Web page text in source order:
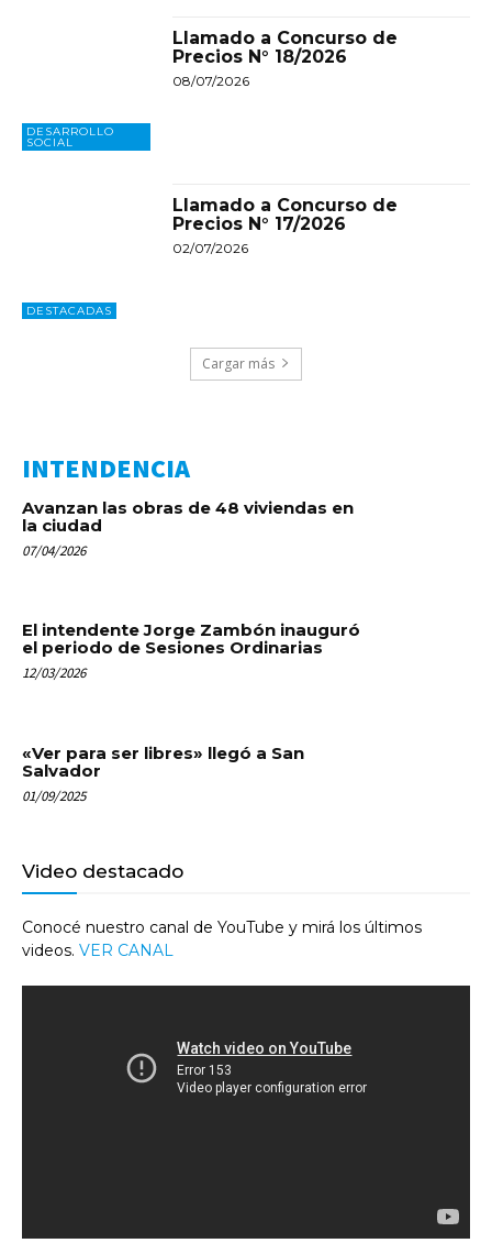
DESARROLLO
SOCIAL
Llamado a Concurso de
Precios N° 18/2026
08/07/2026
DESTACADAS
Llamado a Concurso de
Precios N° 17/2026
02/07/2026
Cargar más
INTENDENCIA
Avanzan las obras de 48 viviendas en
la ciudad
07/04/2026
El intendente Jorge Zambón inauguró
el periodo de Sesiones Ordinarias
12/03/2026
«Ver para ser libres» llegó a San
Salvador
01/09/2025
Video destacado
Conocé nuestro canal de YouTube y mirá los últimos
videos. VER CANAL